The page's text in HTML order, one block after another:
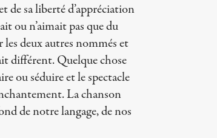
de sa liberté d’appréciation
ou n’aimait pas que du
deux autres nommés et
différent. Quelque chose
ou séduire et le spectacle
La chanson
de notre langage, de nos